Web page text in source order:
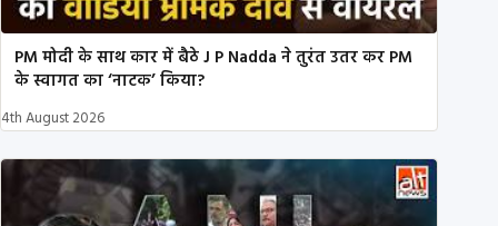
PM मोदी के साथ कार में बैठे J P Nadda ने तुरंत उतर कर PM
के स्वागत का ‘नाटक’ किया?
4th August 2026